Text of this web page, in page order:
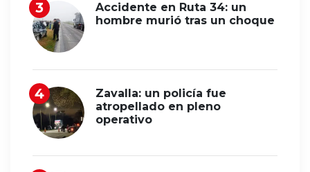
Accidente en Ruta 34: un
hombre murió tras un choque
Zavalla: un policía fue
atropellado en pleno
operativo